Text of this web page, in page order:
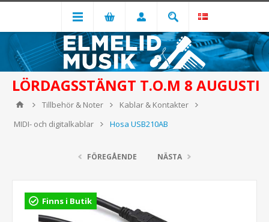
LÖRDAGSSTÄNGT T.O.M 8 AUGUSTI
Tillbehör & Noter
Kablar & Kontakter
MIDI- och digitalkablar
Hosa USB210AB
FÖREGÅENDE NÄSTA
Finns i Butik